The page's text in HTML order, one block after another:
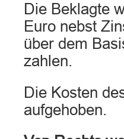
Die Beklagte
Euro nebst
über dem
zahlen.
Die Kosten
aufgehoben.